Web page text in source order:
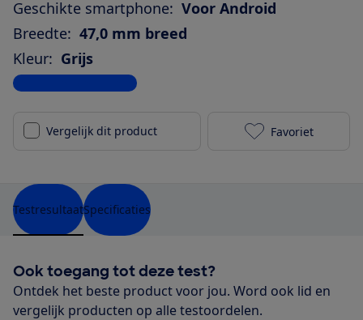
Geschikte smartphone: Voor Android
Breedte: 47,0 mm breed
Kleur: Grijs
Bekijk alle specificaties
Vergelijk dit product Samsung
Favoriet
TestresultaatSpecificaties
Ook toegang tot deze test?
Ontdek het beste product voor jou. Word ook lid en
vergelijk producten op alle testoordelen.